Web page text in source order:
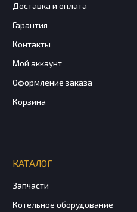
Доставка и оплата
Гарантия
Контакты
Мой аккаунт
Оформление заказа
Корзина
КАТАЛОГ
Запчасти
Котельное оборудование